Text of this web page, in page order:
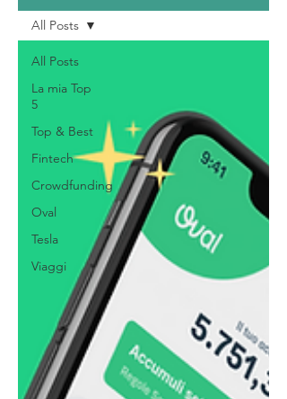
All Posts
La mia Top
5
Top & Best
Fintech
Crowdfunding
Oval
Tesla
Viaggi
All Posts